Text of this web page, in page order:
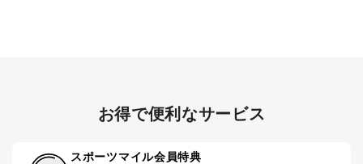
お得で便利なサービス
スポーツマイル会員特典